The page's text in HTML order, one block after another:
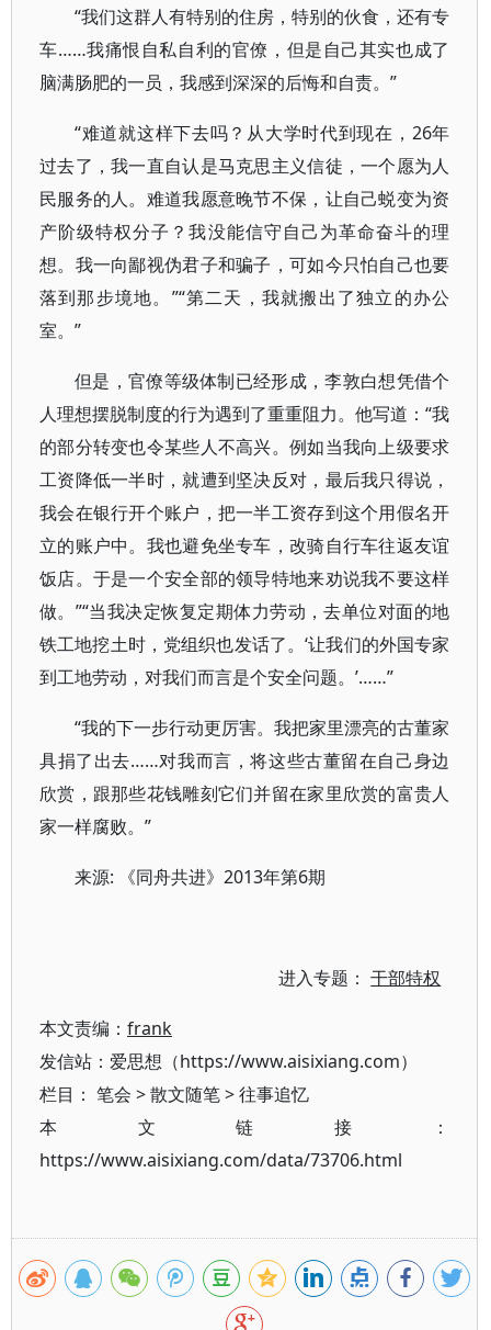
“我们这群人有特别的住房，特别的伙食，还有专
车……我痛恨自私自利的官僚，但是自己其实也成了
脑满肠肥的一员，我感到深深的后悔和自责。”
“难道就这样下去吗？从大学时代到现在，26年
过去了，我一直自认是马克思主义信徒，一个愿为人
民服务的人。难道我愿意晚节不保，让自己蜕变为资
产阶级特权分子？我没能信守自己为革命奋斗的理
想。我一向鄙视伪君子和骗子，可如今只怕自己也要
落到那步境地。”“第二天，我就搬出了独立的办公
室。”
但是，官僚等级体制已经形成，李敦白想凭借个
人理想摆脱制度的行为遇到了重重阻力。他写道：“我
的部分转变也令某些人不高兴。例如当我向上级要求
工资降低一半时，就遭到坚决反对，最后我只得说，
我会在银行开个账户，把一半工资存到这个用假名开
立的账户中。我也避免坐专车，改骑自行车往返友谊
饭店。于是一个安全部的领导特地来劝说我不要这样
做。”“当我决定恢复定期体力劳动，去单位对面的地
铁工地挖土时，党组织也发话了。‘让我们的外国专家
到工地劳动，对我们而言是个安全问题。’……”
“我的下一步行动更厉害。我把家里漂亮的古董家
具捐了出去……对我而言，将这些古董留在自己身边
欣赏，跟那些花钱雕刻它们并留在家里欣赏的富贵人
家一样腐败。”
来源: 《同舟共进》2013年第6期
进入专题：干部特权
本文责编： frank
发信站：爱思想（https://www.aisixiang.com）
栏目： 笔会 >散文随笔>往事追忆
本文链接：
https://www.aisixiang.com/data/73706.html